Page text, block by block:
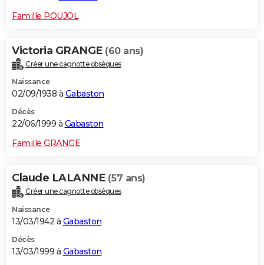
Famille POUJOL
Victoria GRANGE (60 ans)
Créer une cagnotte obsèques
Naissance
02/09/1938 à Gabaston
Décès
22/06/1999 à Gabaston
Famille GRANGE
Claude LALANNE (57 ans)
Créer une cagnotte obsèques
Naissance
13/03/1942 à Gabaston
Décès
13/03/1999 à Gabaston